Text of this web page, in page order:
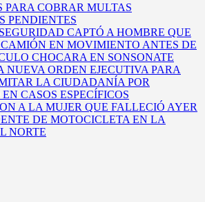
PARA COBRAR MULTAS
PENDIENTES
CAPTÓ A HOMBRE QUE
EN MOVIMIENTO ANTES DE
CHOCARA EN SONSONATE
NUEVA ORDEN EJECUTIVA PARA
LA CIUDADANÍA POR
CASOS ESPECÍFICOS
A LA MUJER QUE FALLECIÓ AYER
DE MOTOCICLETA EN LA
NORTE